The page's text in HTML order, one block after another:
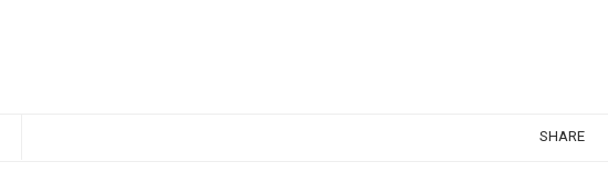
SHARE